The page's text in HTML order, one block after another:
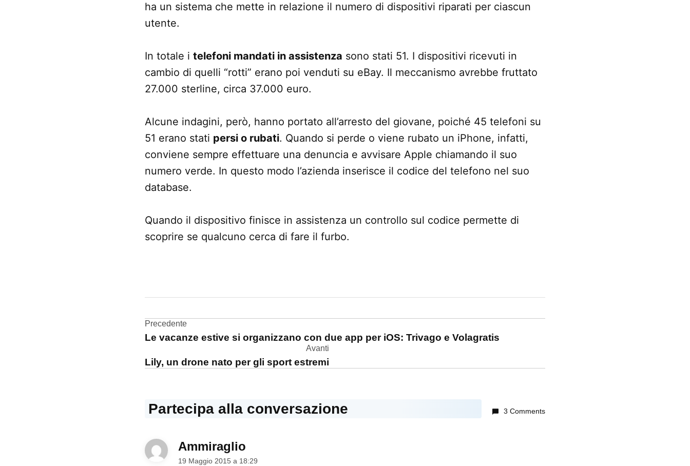
ha un sistema che mette in relazione il numero di dispositivi riparati per ciascun
utente.
In totale i telefoni mandati in assistenza sono stati 51. I dispositivi ricevuti in
cambio di quelli “rotti” erano poi venduti su eBay. Il meccanismo avrebbe fruttato
27.000 sterline, circa 37.000 euro.
Alcune indagini, però, hanno portato all’arresto del giovane, poiché 45 telefoni su
51 erano stati persi o rubati. Quando si perde o viene rubato un iPhone, infatti,
conviene sempre effettuare una denuncia e avvisare Apple chiamando il suo
numero verde. In questo modo l’azienda inserisce il codice del telefono nel suo
database.
Quando il dispositivo finisce in assistenza un controllo sul codice permette di
scoprire se qualcuno cerca di fare il furbo.
Navigazione
Precedente
Le vacanze estive si organizzano con due app per iOS: Trivago e Volagratis
Avanti
Lily, un drone nato per gli sport estremi
Partecipa alla conversazione 3 Comments
Ammiraglio
19 Maggio 2015 a 18:29